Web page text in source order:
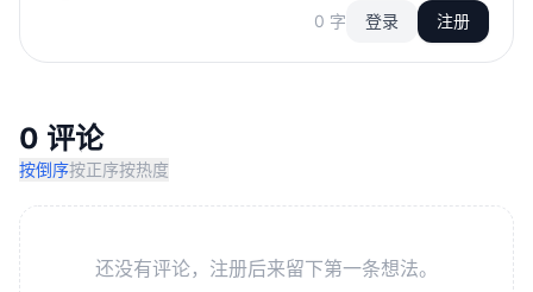
0 字 登录 注册
0 评论
按倒序按正序按热度
还没有评论，注册后来留下第一条想法。